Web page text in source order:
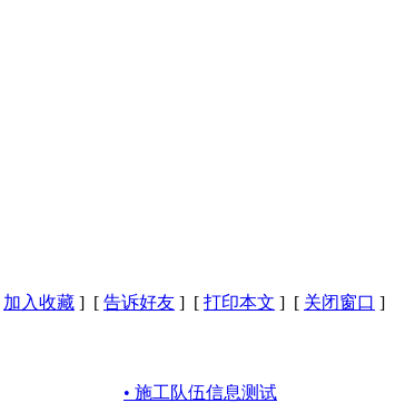
加入收藏 ] [ 告诉好友 ] [ 打印本文 ] [ 关闭窗口 ]
• 施工队伍信息测试